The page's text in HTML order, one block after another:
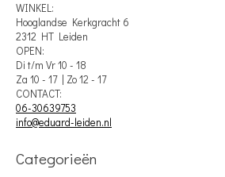
WINKEL:
Hooglandse Kerkgracht 6
2312 HT Leiden
OPEN:
Di t/m Vr 10 - 18
Za 10 - 17 | Zo 12 - 17
CONTACT:
06-30639753
info@eduard-leiden.nl
Categorieën